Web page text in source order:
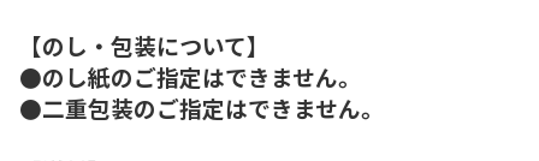
【のし・包装について】
●のし紙のご指定はできません。
●二重包装のご指定はできません。